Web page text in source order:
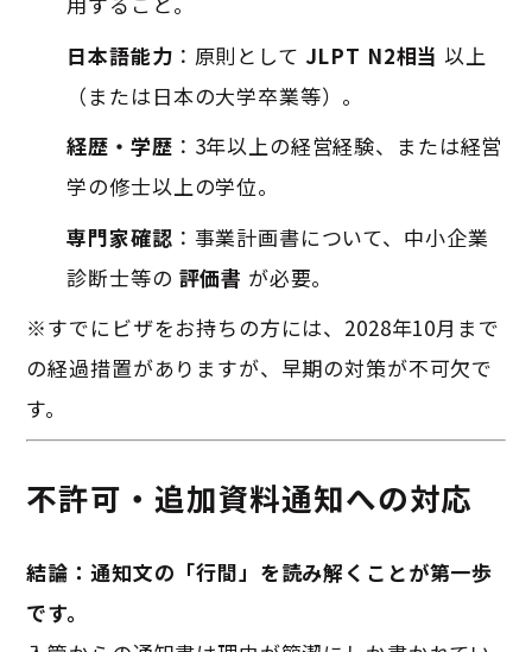
日本語能力 ：原則として JLPT N2相当 以上
（または日本の大学卒業等）。
経歴・学歴 ：3年以上の経営経験、または経営
学の修士以上の学位。
専門家確認 ：事業計画書について、中小企業
診断士等の 評価書 が必要。
※すでにビザをお持ちの方には、2028年10月まで
の経過措置がありますが、早期の対策が不可欠で
す。
不許可・追加資料通知への対応
結論：通知文の「行間」を読み解くことが第一歩
です。